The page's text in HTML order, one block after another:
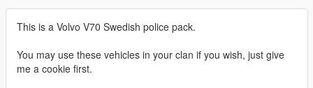
This is a Volvo V70 Swedish police pack.
You may use these vehicles in your clan if you wish, just give
me a cookie first.